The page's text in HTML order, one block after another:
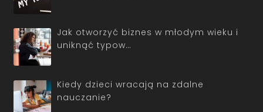
Jak otworzyć biznes w młodym wieku i
uniknąć typow…
Kiedy dzieci wracają na zdalne
nauczanie?